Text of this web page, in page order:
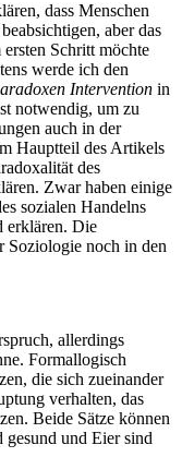
dass Menschen
aber das
Schritt möchte
werde ich den
Intervention in
notwendig, um zu
auch in der
Hauptteil des Artikels
des
Zwar haben einige
sozialen Handelns
erklären. Die
Soziologie noch in den
allerdings
Formallogisch
die sich zueinander
verhalten, das
Beide Sätze können
und Eier sind